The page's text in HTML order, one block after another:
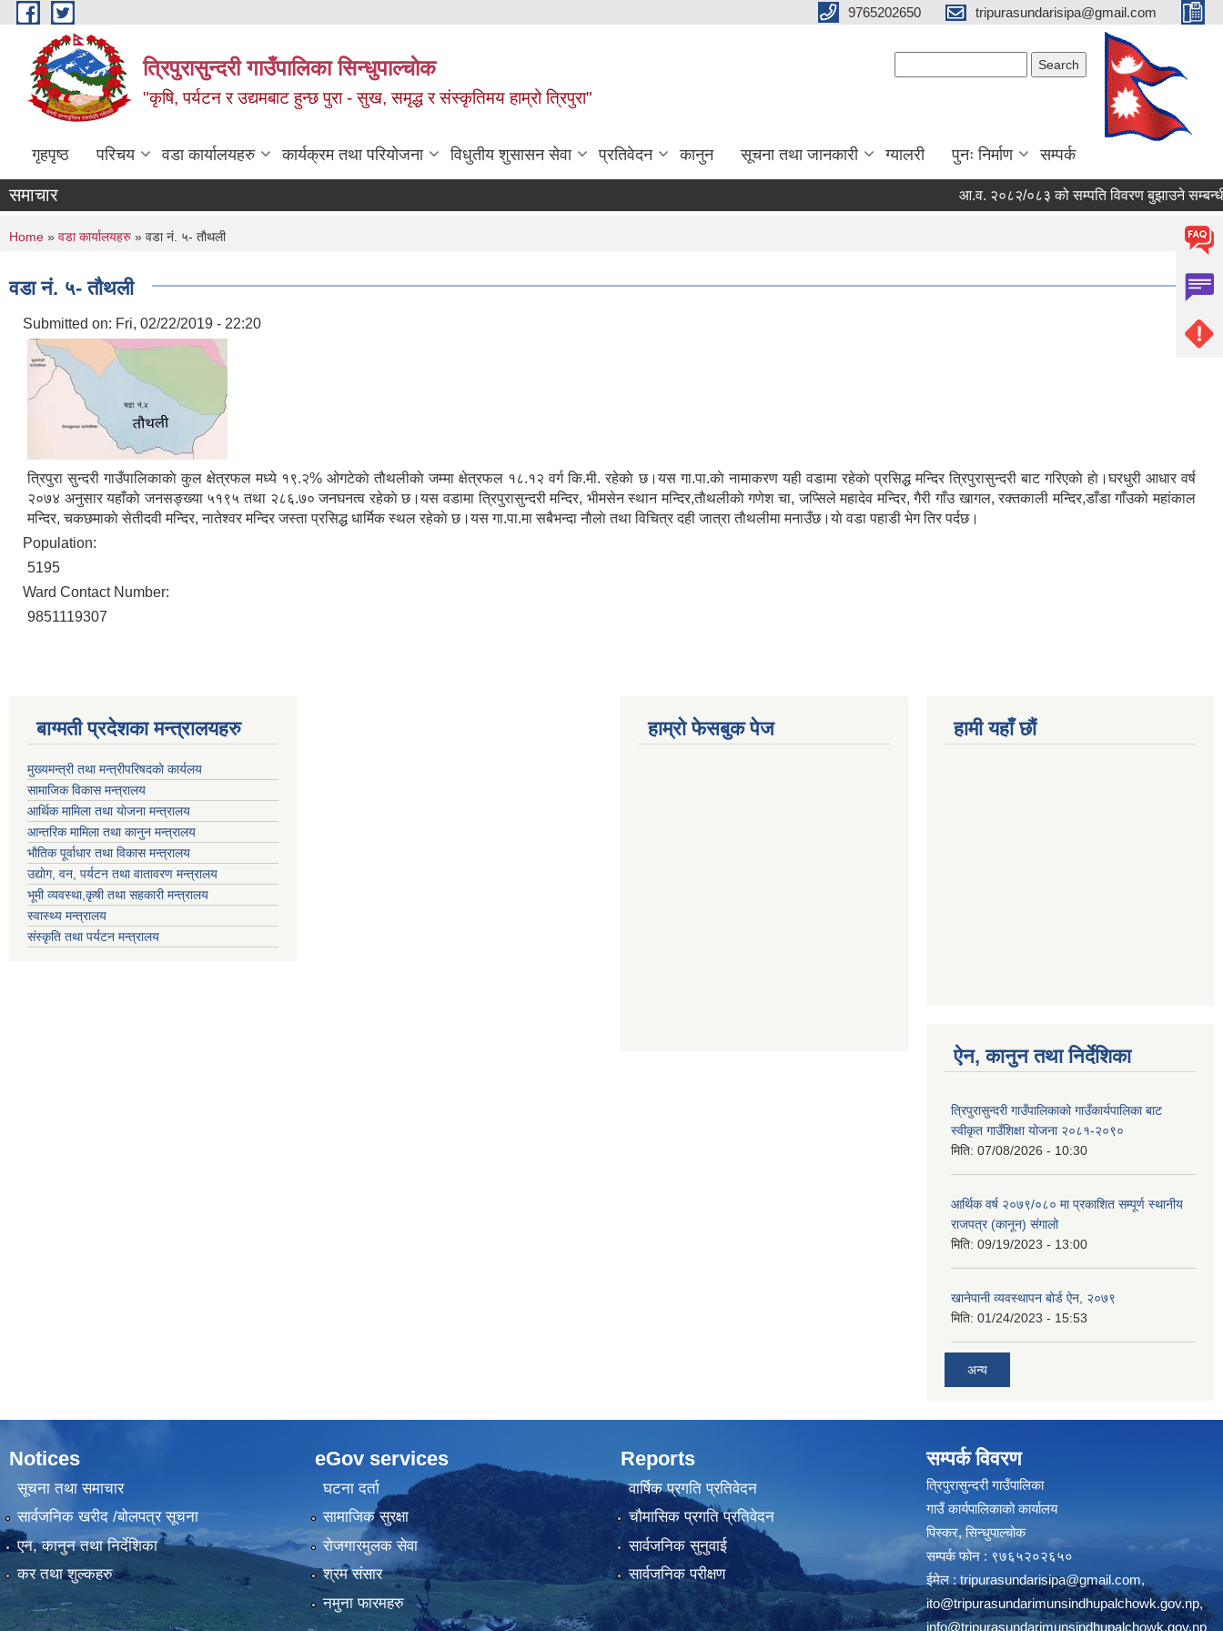
Skip to main content 9765202650 tripurasundarisipa@gmail.com
त्रिपुरासुन्दरी गाउँपालिका सिन्धुपाल्चाेक
"कृषि, पर्यटन र उद्यमबाट हुन्छ पुरा - सुख, समृद्ध र संस्कृतिमय हाम्रो त्रिपुरा"
गृहपृष्ठ परिचय वडा कार्यालयहरु कार्यक्रम तथा परियोजना विधुतीय शुसासन सेवा प्रतिवेदन कानुन सूचना तथा जानकारी ग्यालरी पुनः निर्माण सम्पर्क
समाचार आ.व. २०८२/०८३ को सम्पति विवरण बुझाउने सम्बन्धी
You are here
Home » वडा कार्यालयहरु » वडा नं. ५- ताैथली
वडा नं. ५- ताैथली
Submitted on: Fri, 02/22/2019 - 22:20
त्रिपुरा सुन्दरी गाउँपालिकाकाे कुल क्षेत्रफल मध्ये १९.२% ओगटेकाे ताैथलीकाे जम्मा क्षेत्रफल १८.१२ वर्ग कि.मी. रहेकाे छ।यस गा.पा.काे नामाकरण यही वडामा रहेकाे प्रसिद्ध मन्दिर त्रिपुरासुन्दरी बाट गरिएकाे हाे।घरधुरी आधार वर्ष
२०७४ अनुसार यहाँकाे जनसङ्ख्या ५१९५ तथा २८६.७० जनघनत्व रहेकाे छ।यस वडामा त्रिपुरासुन्दरी मन्दिर, भीमसेन स्थान मन्दिर,ताैथलीकाे गणेश चा, जप्सिले महादेव मन्दिर, गैरी गाँउ खागल, रक्तकाली मन्दिर,डाँडा गाँउकाे महांकाल
मन्दिर, चकछमाकाे सेतीदवी मन्दिर, नातेश्वर मन्दिर जस्ता प्रसिद्ध धार्मिक स्थल रहेकाे छ।यस गा.पा.मा सबैभन्दा नाैलाे तथा विचित्र दही जात्रा ताैथलीमा मनाउँछ।याे वडा पहाडी भेग तिर पर्दछ।
Population:
5195
Ward Contact Number:
9851119307
बाग्मती प्रदेशका मन्त्रालयहरु
मुख्यमन्त्री तथा मन्त्रीपरिषदकाे कार्यलय
सामाजिक विकास मन्त्रालय
आर्थिक मामिला तथा याेजना मन्त्रालय
आन्तरिक मामिला तथा कानुन मन्त्रालय
भाैतिक पूर्वाधार तथा विकास मन्त्रालय
उद्याेग, वन, पर्यटन तथा वातावरण मन्त्रालय
भूमी व्यवस्था,कृषी तथा सहकारी मन्त्रालय
स्वास्थ्य मन्त्रालय
संस्कृति तथा पर्यटन मन्त्रालय
हाम्राे फेसबुक पेज हामी यहाँ छौं
ऐन, कानुन तथा निर्देशिका
त्रिपुरासुन्दरी गाउँपालिकाको गाउँकार्यपालिका बाट
स्वीकृत गाउँशिक्षा योजना २०८१-२०९०
मिति: 07/08/2026 - 10:30
आर्थिक वर्ष २०७९/०८० मा प्रकाशित सम्पूर्ण स्थानीय
राजपत्र (कानून) संगालो
मिति: 09/19/2023 - 13:00
खानेपानी व्यवस्थापन बोर्ड ऐन, २०७९
मिति: 01/24/2023 - 15:53
अन्य
Notices
सूचना तथा समाचार
सार्वजनिक खरीद /बोलपत्र सूचना
एन, कानुन तथा निर्देशिका
कर तथा शुल्कहरु
eGov services
घटना दर्ता
सामाजिक सुरक्षा
रोजगारमुलक सेवा
श्रम संसार
नमुना फारमहरु
Reports
वार्षिक प्रगति प्रतिवेदन
चौमासिक प्रगति प्रतिवेदन
सार्वजनिक सुनुवाई
सार्वजनिक परीक्षण
सम्पर्क विवरण
त्रिपुरासुन्दरी गाउँपालिका
गाउँ कार्यपालिकाको कार्यालय
पिस्कर, सिन्धुपाल्चोक
सम्पर्क फोन : ९७६५२०२६५०
ईमेल : tripurasundarisipa@gmail.com,
ito@tripurasundarimunsindhupalchowk.gov.np,
info@tripurasundarimunsindhupalchowk.gov.np